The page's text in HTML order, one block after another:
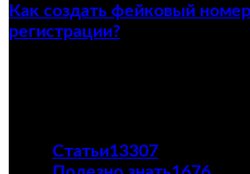
Как создать фейковый
регистрации?
Статьи13307